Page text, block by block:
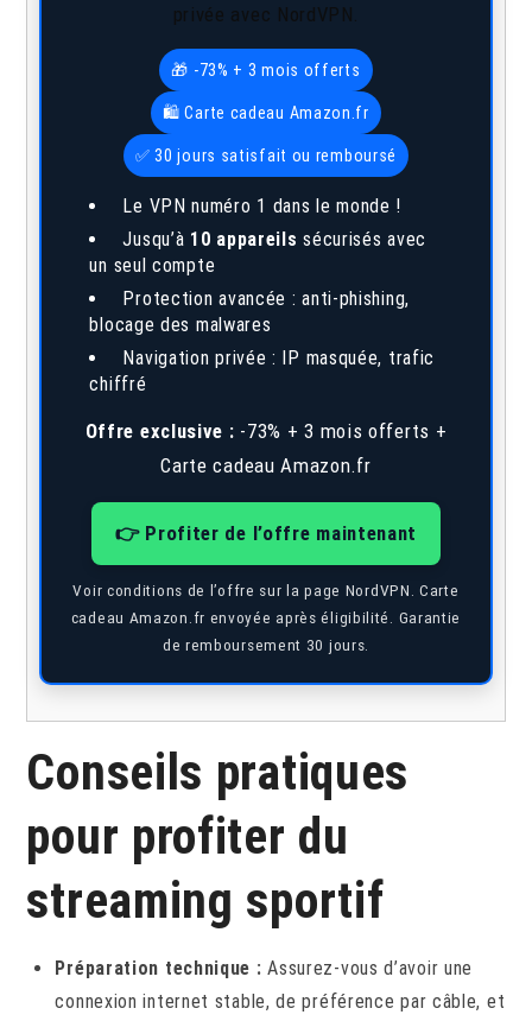
privée avec NordVPN.
🎁 -73% + 3 mois offerts
🛍️ Carte cadeau Amazon.fr
✅ 30 jours satisfait ou remboursé
Le VPN numéro 1 dans le monde !
Jusqu’à 10 appareils sécurisés avec
un seul compte
Protection avancée : anti-phishing,
blocage des malwares
Navigation privée : IP masquée, trafic
chiffré
Offre exclusive : -73% + 3 mois offerts +
Carte cadeau Amazon.fr
👉 Profiter de l’offre maintenant
Voir conditions de l’offre sur la page NordVPN. Carte
cadeau Amazon.fr envoyée après éligibilité. Garantie
de remboursement 30 jours.
Conseils pratiques
pour profiter du
streaming sportif
Préparation technique : Assurez-vous d’avoir une
connexion internet stable, de préférence par câble, et